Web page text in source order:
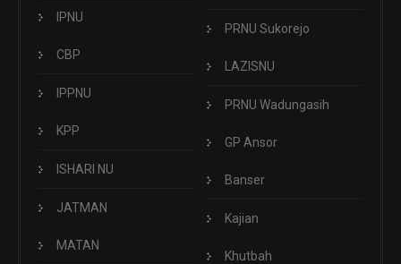
IPNU
CBP
IPPNU
KPP
ISHARI NU
JATMAN
MATAN
PRNU Sukorejo
LAZISNU
PRNU Wadungasih
GP Ansor
Banser
Kajian
Khutbah